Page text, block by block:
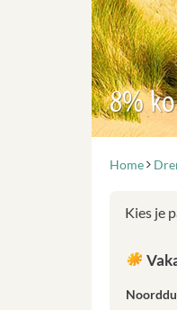
8%
Home
Kies je